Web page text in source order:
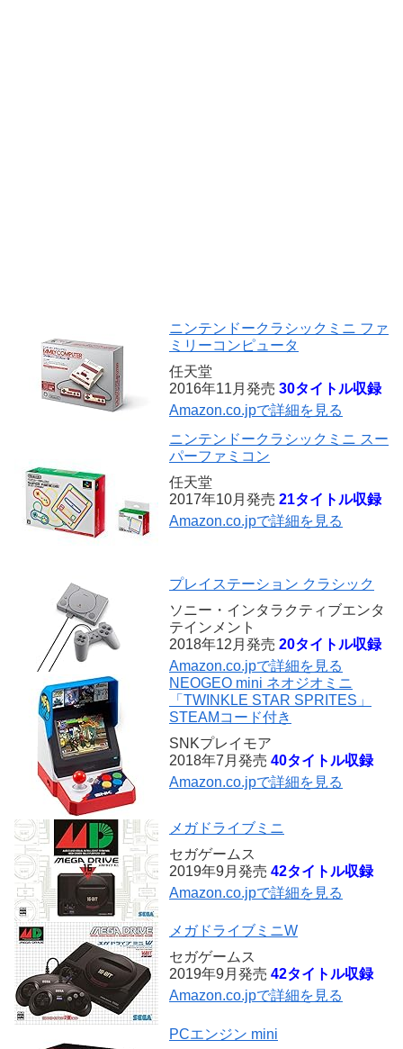
ニンテンドークラシックミニ ファ
ミリーコンピュータ
任天堂
2016年11月発売 30タイトル収録
Amazon.co.jpで詳細を見る
ニンテンドークラシックミニ スー
パーファミコン
任天堂
2017年10月発売 21タイトル収録
Amazon.co.jpで詳細を見る
プレイステーション クラシック
ソニー・インタラクティブエンタ
テインメント
2018年12月発売 20タイトル収録
Amazon.co.jpで詳細を見る
NEOGEO mini ネオジオミニ
「TWINKLE STAR SPRITES」
STEAMコード付き
SNKプレイモア
2018年7月発売 40タイトル収録
Amazon.co.jpで詳細を見る
メガドライブミニ
セガゲームス
2019年9月発売 42タイトル収録
Amazon.co.jpで詳細を見る
メガドライブミニW
セガゲームス
2019年9月発売 42タイトル収録
Amazon.co.jpで詳細を見る
PCエンジン mini